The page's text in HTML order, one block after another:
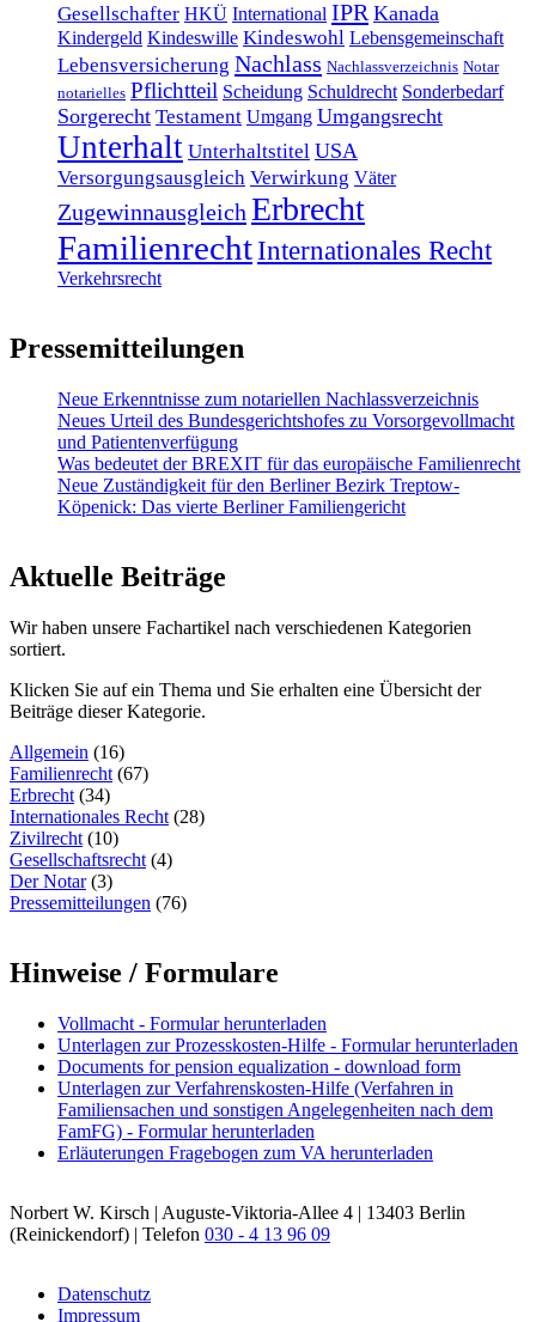
Gesellschafter HKÜ International IPR Kanada
Kindergeld Kindeswille Kindeswohl Lebensgemeinschaft
Lebensversicherung Nachlass Nachlassverzeichnis Notar
notarielles Pflichtteil Scheidung Schuldrecht Sonderbedarf
Sorgerecht Testament Umgang Umgangsrecht
Unterhalt Unterhaltstitel USA
Versorgungsausgleich Verwirkung Väter
Zugewinnausgleich Erbrecht
FamilienrechtInternationales Recht
Verkehrsrecht
Pressemitteilungen
Neue Erkenntnisse zum notariellen Nachlassverzeichnis
Neues Urteil des Bundesgerichtshofes zu Vorsorgevollmacht
und Patientenverfügung
Was bedeutet der BREXIT für das europäische Familienrecht
Neue Zuständigkeit für den Berliner Bezirk Treptow-
Köpenick: Das vierte Berliner Familiengericht
Aktuelle Beiträge
Wir haben unsere Fachartikel nach verschiedenen Kategorien
sortiert.
Klicken Sie auf ein Thema und Sie erhalten eine Übersicht der
Beiträge dieser Kategorie.
Allgemein (16)
Familienrecht (67)
Erbrecht (34)
Internationales Recht (28)
Zivilrecht (10)
Gesellschaftsrecht (4)
Der Notar(3)
Pressemitteilungen (76)
Hinweise / Formulare
Vollmacht - Formular herunterladen
Unterlagen zur Prozesskosten-Hilfe - Formular herunterladen
Documents for pension equalization - download form
Unterlagen zur Verfahrenskosten-Hilfe (Verfahren in
Familiensachen und sonstigen Angelegenheiten nach dem
FamFG) - Formular herunterladen
Erläuterungen Fragebogen zum VA herunterladen
Norbert W. Kirsch | Auguste-Viktoria-Allee 4 | 13403 Berlin
(Reinickendorf) | Telefon 030 - 4 13 96 09
Datenschutz
Impressum